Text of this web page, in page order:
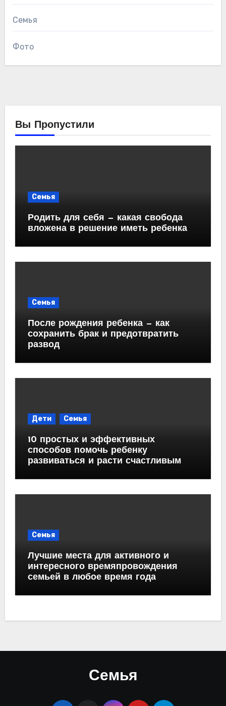
Семья
Фото
Вы Пропустили
Семья
Родить для себя — какая свобода
вложена в решение иметь ребенка
Семья
После рождения ребенка — как
сохранить брак и предотвратить
развод
Дети Семья
10 простых и эффективных
способов помочь ребенку
развиваться и расти счастливым
Семья
Лучшие места для активного и
интересного времяпровождения
семьей в любое время года
Семья